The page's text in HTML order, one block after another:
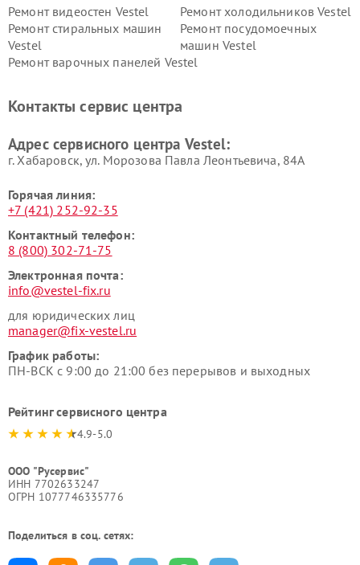
Ремонт видеостен Vestel
Ремонт холодильников Vestel
Ремонт стиральных машин
Vestel
Ремонт посудомоечных
машин Vestel
Ремонт варочных панелей Vestel
Контакты сервис центра
Адрес сервисного центра Vestel:
г. Хабаровск, ул. Морозова Павла Леонтьевича, 84А
Горячая линия:
+7 (421) 252-92-35
Контактный телефон:
8 (800) 302-71-75
Электронная почта:
info@vestel-fix.ru
для юридических лиц
manager@fix-vestel.ru
График работы:
ПН-ВСК с 9:00 до 21:00 без перерывов и выходных
Рейтинг сервисного центра
4.9-5.0
ООО "Русервис"
ИНН 7702633247
ОГРН 1077746335776
Поделиться в соц. сетях: